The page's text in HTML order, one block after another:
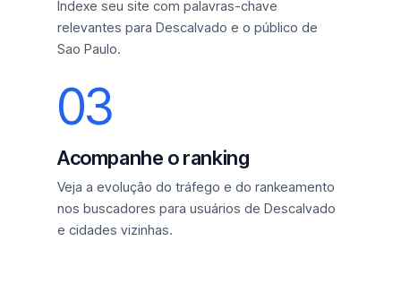
Indexe seu site com palavras-chave
relevantes para Descalvado e o público de
Sao Paulo.
03
Acompanhe o ranking
Veja a evolução do tráfego e do rankeamento
nos buscadores para usuários de Descalvado
e cidades vizinhas.